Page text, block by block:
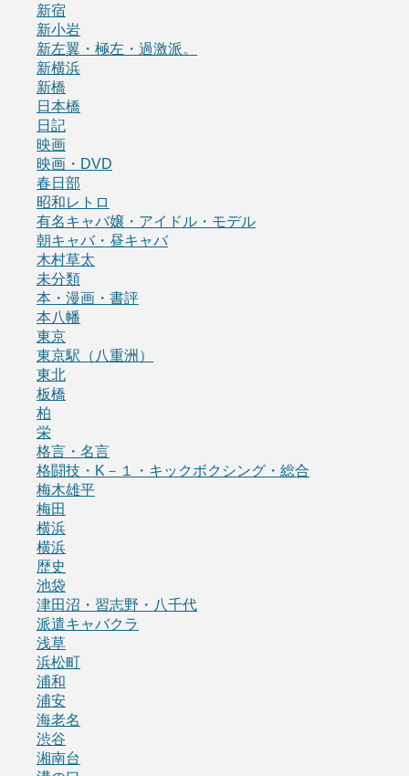
新宿
新小岩
新左翼・極左・過激派。
新横浜
新橋
日本橋
日記
映画
映画・DVD
春日部
昭和レトロ
有名キャバ嬢・アイドル・モデル
朝キャバ・昼キャバ
木村草太
未分類
本・漫画・書評
本八幡
東京
東京駅（八重洲）
東北
板橋
柏
栄
格言・名言
格闘技・K－１・キックボクシング・総合
梅木雄平
梅田
横浜
横浜
歴史
池袋
津田沼・習志野・八千代
派遣キャバクラ
浅草
浜松町
浦和
浦安
海老名
渋谷
湘南台